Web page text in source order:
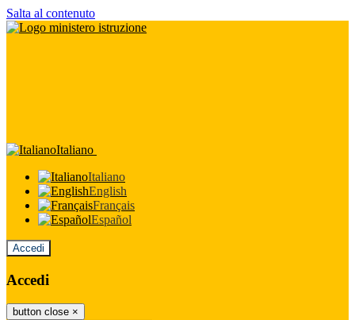
Salta al contenuto
Italiano
Italiano
English
Français
Español
Accedi
Accedi
button close ×